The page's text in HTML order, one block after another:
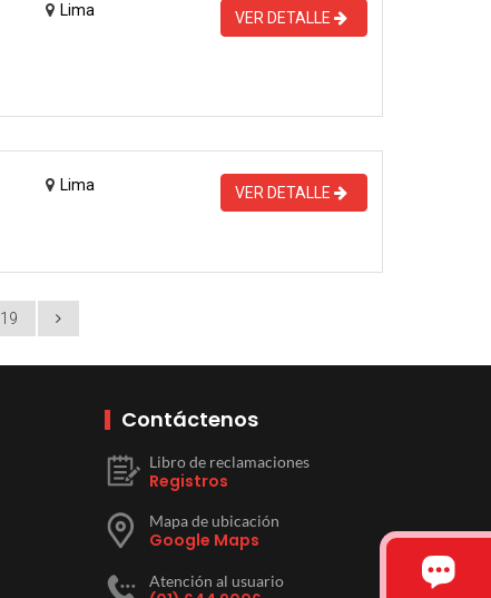
Lima VER DETALLE
Lima VER DETALLE
19
Contáctenos
Libro de reclamaciones
Registros
Mapa de ubicación
Google Maps
Atención al usuario